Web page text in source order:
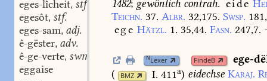
eges-lîcheit, stf.
egesôt, stf.
eges-sam, adj.
ê-gëster, adv.
ê-ge-verte, swm.
eggaise
1482; gewönlich contrah. eide
Teichn. 37. Albr. 32,175. Swsp.
ege Hätzl. 1. 35,44. Fasn. 247,7.
NLexer FindeB
ege-
(
BMZ I. 411a) eidechse Karaj.